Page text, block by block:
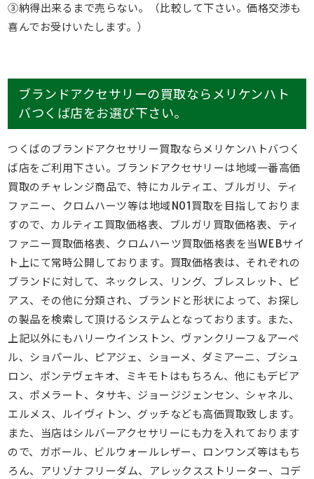
③納得出来るまで売らない。（比較して下さい。価格交渉も
喜んでお受けいたします。）
ブランドアクセサリーの買取ならメリケンハト
バつくば店をお選び下さい。
つくばのブランドアクセサリー買取ならメリケンハトバつく
ば店をご利用下さい。ブランドアクセサリーは地域一番高価
買取のチャレンジ商品で、特にカルティエ、ブルガリ、ティ
ファニー、クロムハーツ等は地域NO1買取を目指しておりま
すので、カルティエ買取価格表、ブルガリ買取価格表、ティ
ファニー買取価格表、クロムハーツ買取価格表を当WEBサイ
ト上にて常時公開しております。買取価格表は、それぞれの
ブランドに対して、ネックレス、リング、ブレスレット、ピ
アス、その他に分類され、ブランドと形状によって、お探し
の製品を検索して頂けるシステムとなっております。また、
上記以外にもハリーウインストン、ヴァンクリーフ＆アーペ
ル、ショパール、ピアジェ、ショーメ、ダミアーニ、ブシュ
ロン、ポンテヴェキオ、ミキモトはもちろん、他にもデビア
ス、ポメラート、タサキ、ジョージジェンセン、シャネル、
エルメス、ルイヴィトン、グッチなども高価買取致します。
また、当店はシルバーアクセサリーにも力を入れております
ので、ガボール、ビルウォールレザー、ロンワンズ等はもち
ろん、アリゾナフリーダム、アレックスストリーター、コデ